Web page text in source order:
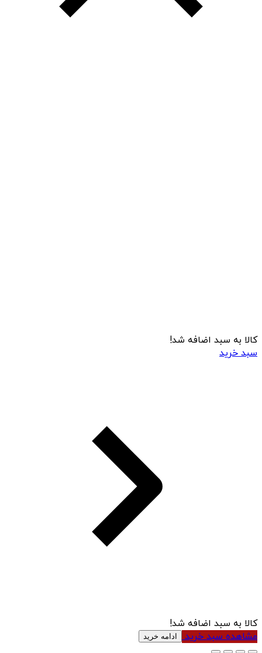
کالا به سبد اضافه شد!
سبد خرید
کالا به سبد اضافه شد!
مشاهده سبد خرید
ادامه خرید